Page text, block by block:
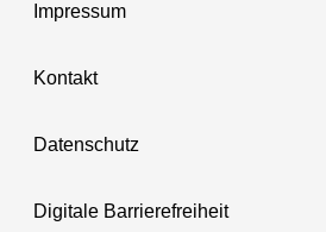
Impressum
Kontakt
Datenschutz
Digitale Barrierefreiheit